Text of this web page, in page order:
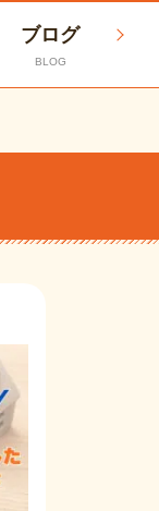
ブログ
BLOG